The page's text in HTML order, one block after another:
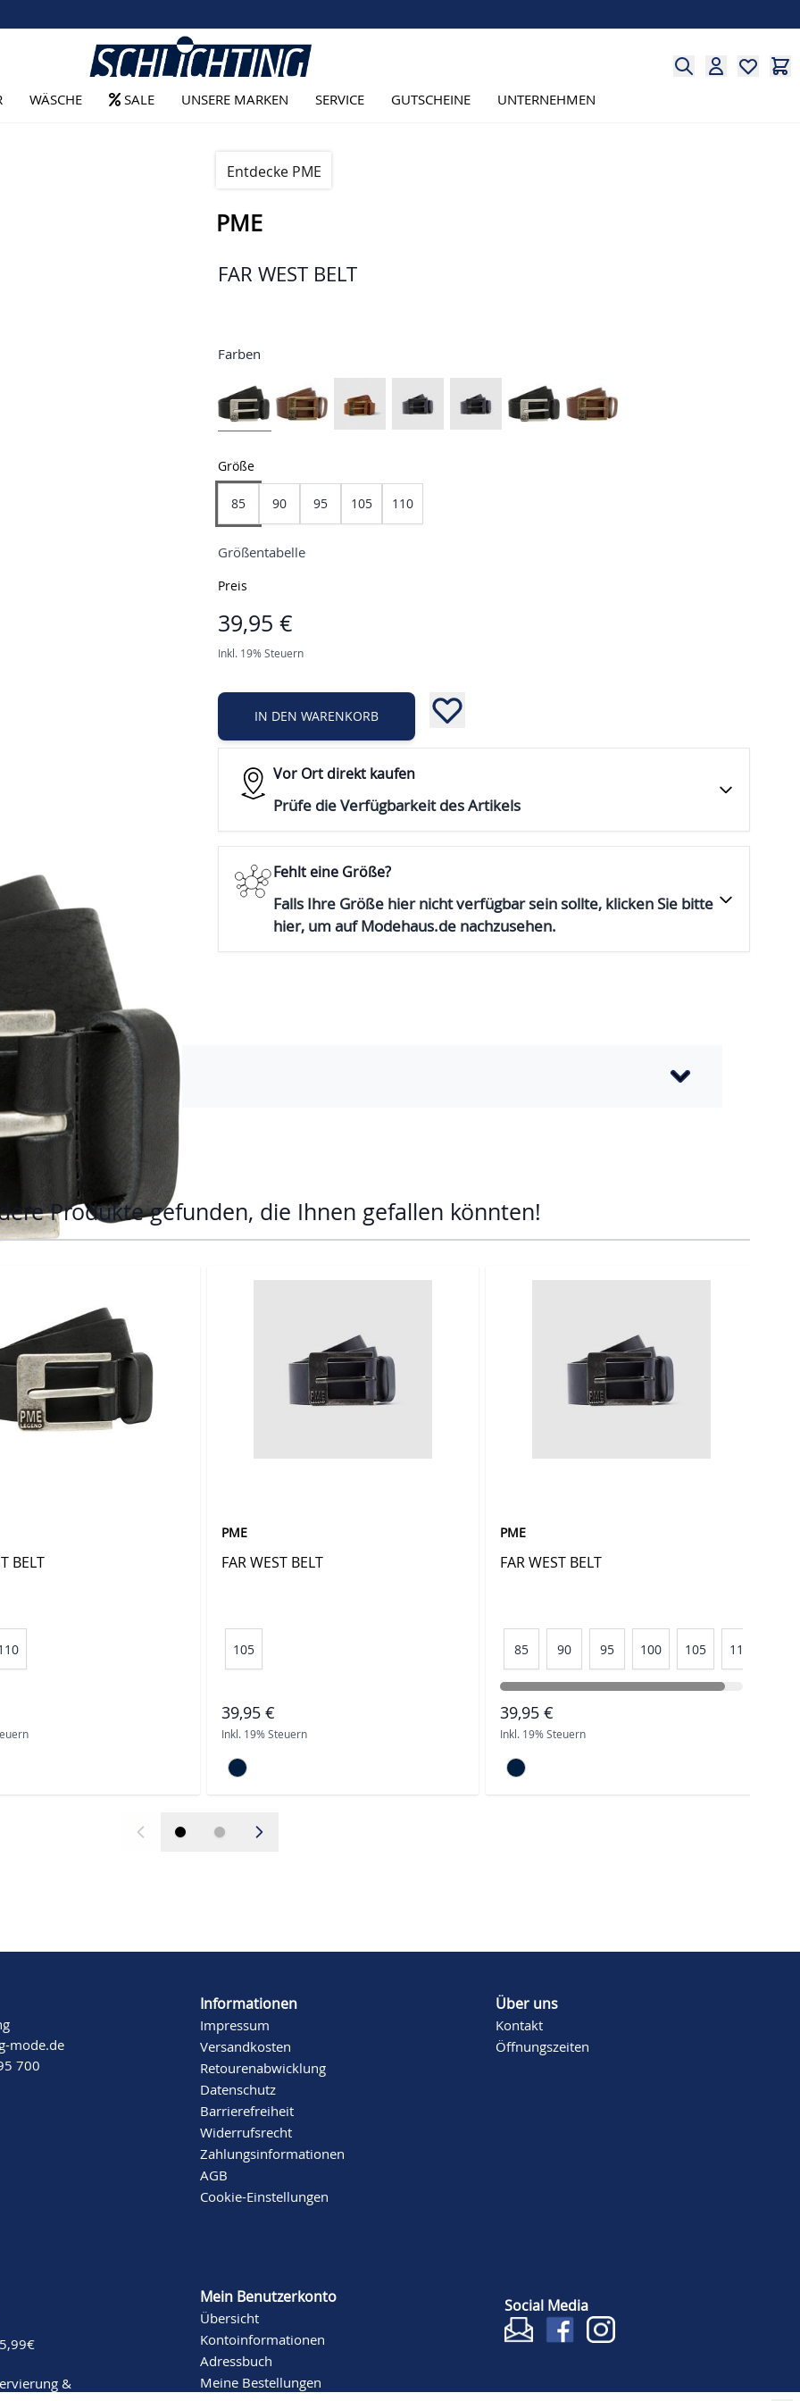
WÄSCHE SALE UNSERE MARKEN SERVICE GUTSCHEINE UNTERNEHMEN
Entdecke PME
PME
FAR WEST BELT
Farben
Größe
85 90 95 105 110
Größentabelle
Preis
39,95 €
Inkl. 19% Steuern
IN DEN WARENKORB
Vor Ort direkt kaufen
Prüfe die Verfügbarkeit des Artikels
Fehlt eine Größe?
Falls Ihre Größe hier nicht verfügbar sein sollte, klicken Sie bitte
hier, um auf Modehaus.de nachzusehen.
Produkte gefunden, die Ihnen gefallen könnten!
BELT
PME
FAR WEST BELT
105
39,95 €
Inkl. 19% Steuern
PME
FAR WEST BELT
85 90 95 100 105 110
39,95 €
Inkl. 19% Steuern
mode.de
700
Informationen
Impressum
Versandkosten
Retourenabwicklung
Datenschutz
Barrierefreiheit
Widerrufsrecht
Zahlungsinformationen
AGB
Cookie-Einstellungen
Über uns
Kontakt
Öffnungszeiten
&
Mein Benutzerkonto
Übersicht
Kontoinformationen
Adressbuch
Meine Bestellungen
Social Media